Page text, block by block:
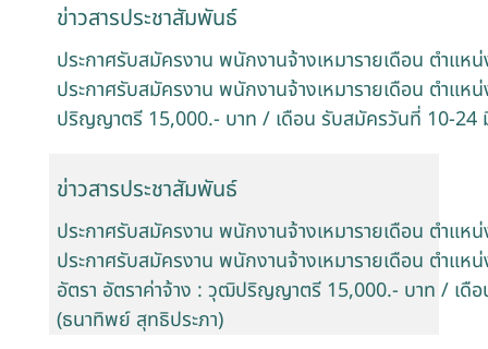
ข่าวสารประชาสัมพันธ์
ประกาศรับสมัครงาน พนักงานจ้างเหมารายเดือน ตำแห
ประกาศรับสมัครงาน พนักงานจ้างเหมารายเดือน ตำแห
ปริญญาตรี 15,000.- บาท / เดือน รับสมัครวันที่ 10-24
ข่าวสารประชาสัมพันธ์
ประกาศรับสมัครงาน พนักงานจ้างเหมารายเดือน ตำแห
ประกาศรับสมัครงาน พนักงานจ้างเหมารายเดือน ตำแห
อัตรา อัตราค่าจ้าง : วุฒิปริญญาตรี 15,000.- บาท / เดื
(ธนาทิพย์ สุทธิประภา)